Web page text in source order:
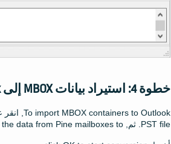
خطوة 4: استيراد بيانات MBOX إلى Outlook
To import MBOX containers to Outlook, انقر
PST file. ثم, data from Pine mailboxes to